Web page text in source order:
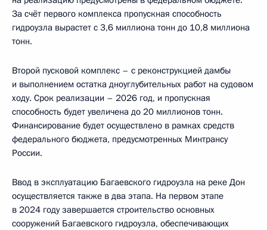
За счёт первого комплекса пропускная способность
гидроузла вырастет с 3,6 миллиона тонн до 10,8 миллиона
тонн.
Второй пусковой комплекс – с реконструкцией дамбы
и выполнением остатка дноуглубительных работ на судовом
ходу. Срок реализации – 2026 год, и пропускная
способность будет увеличена до 20 миллионов тонн.
Финансирование будет осуществлено в рамках средств
федерального бюджета, предусмотренных Минтрансу
России.
Ввод в эксплуатацию Багаевского гидроузла на реке Дон
осуществляется также в два этапа. На первом этапе
в 2024 году завершается строительство основных
сооружений Багаевского гидроузла, обеспечивающих